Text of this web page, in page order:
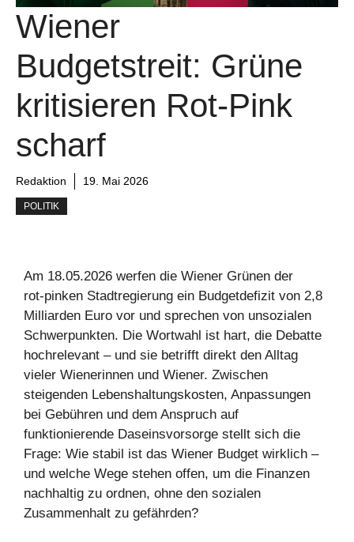
Wiener
Budgetstreit: Grüne
kritisieren Rot‑Pink
scharf
Redaktion 19. Mai 2026
POLITIK
Am 18.05.2026 werfen die Wiener Grünen der
rot‑pinken Stadtregierung ein Budgetdefizit von 2,8
Milliarden Euro vor und sprechen von unsozialen
Schwerpunkten. Die Wortwahl ist hart, die Debatte
hochrelevant – und sie betrifft direkt den Alltag
vieler Wienerinnen und Wiener. Zwischen
steigenden Lebenshaltungskosten, Anpassungen
bei Gebühren und dem Anspruch auf
funktionierende Daseinsvorsorge stellt sich die
Frage: Wie stabil ist das Wiener Budget wirklich –
und welche Wege stehen offen, um die Finanzen
nachhaltig zu ordnen, ohne den sozialen
Zusammenhalt zu gefährden?